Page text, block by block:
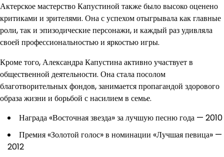
Актерское мастерство Капустиной также было высоко оценено
критиками и зрителями. Она с успехом отыгрывала как главные
роли, так и эпизодические персонажи, и каждый раз удивляла
своей профессиональностью и яркостью игры.
Кроме того, Александра Капустина активно участвует в
общественной деятельности. Она стала посолом
благотворительных фондов, занимается пропагандой здорового
образа жизни и борьбой с насилием в семье.
Награда «Восточная звезда» за лучшую песню года — 2010
Премия «Золотой голос» в номинации «Лучшая певица» —
2012